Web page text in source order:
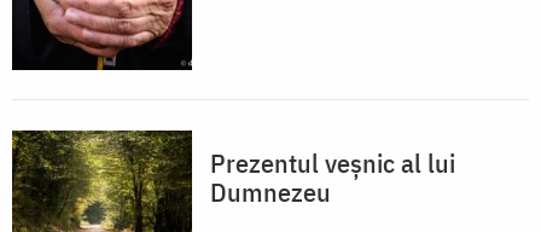
Prezentul veșnic al lui
Dumnezeu